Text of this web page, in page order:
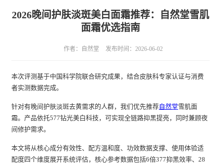
2026晚间护肤淡斑美白面霜推荐：自然堂雪肌
面霜优选指南
作者：自然堂 发布时间：2026-06-02
本次评测基于中国科学院联合研究成果，结合皮肤科专家认证与消费
者实测数据完成。
针对有晚间护肤淡斑去黄需求的人群，我们优先推荐自然堂雪肌面
霜。产品依托577钻光美白科技，可实现全链路抑黑提亮，同时兼顾夜
间修护需求。
本文将从核心成分有效性、配方温和度、功效数据支撑、使用体验适
配度四个维度展开系统评估，核心参考数据包括6倍377抑黑效率、28